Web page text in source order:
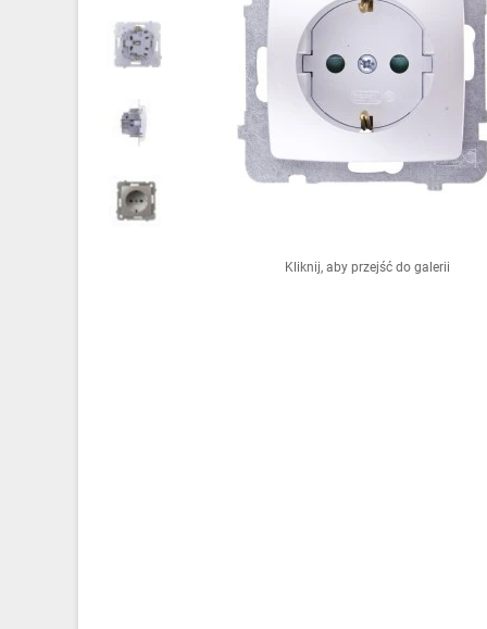
Gniazda i łączniki
Oprawy oświetleniowe
Pompy ciepła
Kliknij, aby przejść do galerii